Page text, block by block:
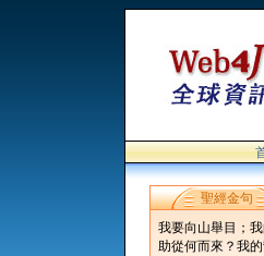
聖經金句
我要向山舉目；
助從何而來？我